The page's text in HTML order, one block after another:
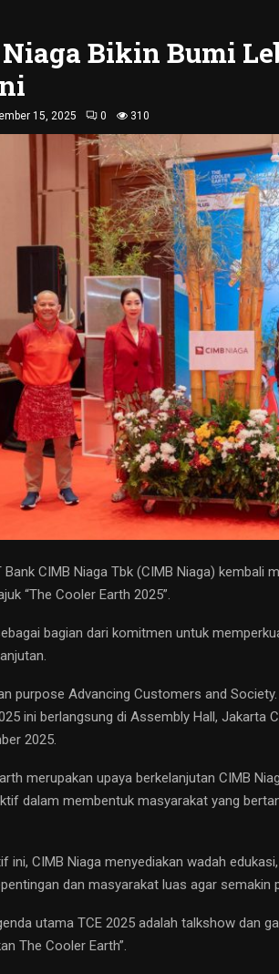
Bikin Bumi
15, 2025 0 310
CIMB Niaga Tbk (CIMB Niaga) kembali
“The Cooler Earth 2025”.
bagian dari komitmen untuk
purpose Advancing Customers and
ini berlangsung di Assembly Hall, Jakarta
2025.
merupakan upaya berkelanjutan CIMB
dalam membentuk masyarakat yang
ini, CIMB Niaga menyediakan wadah
dan masyarakat luas agar semakin
utama TCE 2025 adalah talkshow dan
The Cooler Earth”.